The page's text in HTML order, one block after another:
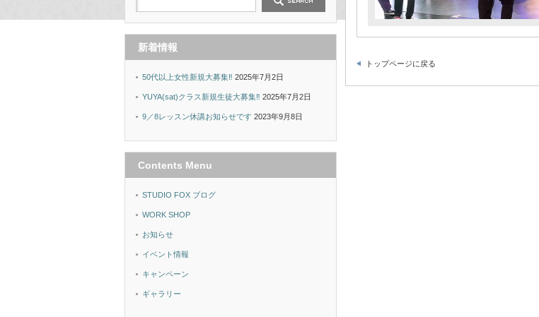
トップページに戻る
新着情報
50代以上女性新規大募集‼︎ 2025年7月2日
YUYA(sat)クラス新規生徒大募集‼︎ 2025年7月2日
9／8レッスン休講お知らせです 2023年9月8日
Contents Menu
STUDIO FOX ブログ
WORK SHOP
お知らせ
イベント情報
キャンペーン
ギャラリー